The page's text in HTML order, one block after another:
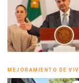
MEJORAMIENTO DE